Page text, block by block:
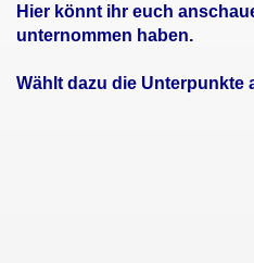
Hier könnt ihr euch
unternommen haben.
Wählt dazu die Unterpunkte